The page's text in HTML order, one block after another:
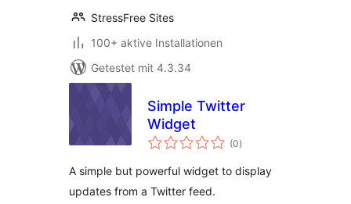
StressFree Sites
100+ aktive Installationen
Getestet mit 4.3.34
Simple Twitter
Widget
(0Bewertungen
insgesamt
)
A simple but powerful widget to display
updates from a Twitter feed.